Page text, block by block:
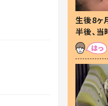
生後8ヶ
半後、
た本音と